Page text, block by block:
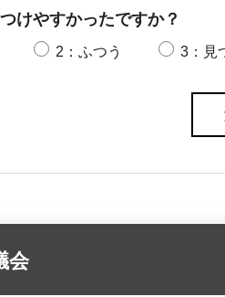
けやすかったですか？
2：ふつう 3：見
会